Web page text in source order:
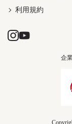
利用規約
企